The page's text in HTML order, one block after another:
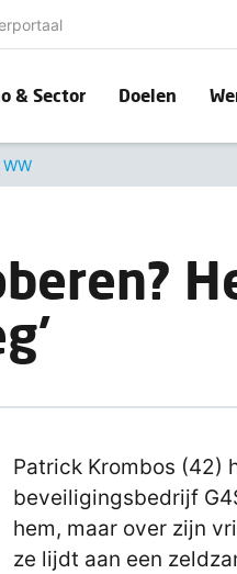
& Sector Doelen
Patrick Krombos (42)
beveiligingsbedrijf
hem, maar over zijn
ze lijdt aan een